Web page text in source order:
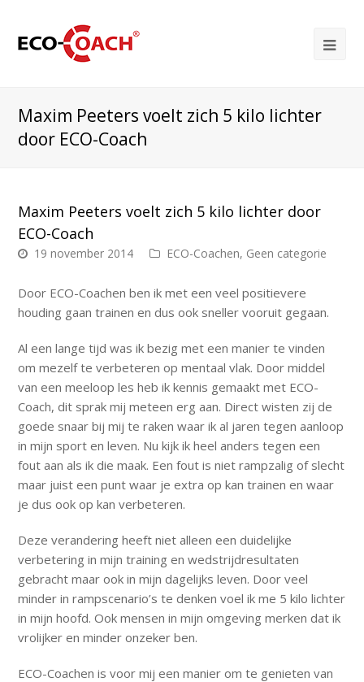
Maxim Peeters voelt zich 5 kilo lichter
door ECO-Coach
Maxim Peeters voelt zich 5 kilo lichter door
ECO-Coach
19 november 2014 ECO-Coachen, Geen categorie
Door ECO-Coachen ben ik met een veel positievere
houding gaan trainen en dus ook sneller vooruit gegaan.
Al een lange tijd was ik bezig met een manier te vinden
om mezelf te verbeteren op mentaal vlak. Door middel
van een meeloop les heb ik kennis gemaakt met ECO-
Coach, dit sprak mij meteen erg aan. Direct wisten zij de
goede snaar bij mij te raken waar ik al jaren tegen aanloop
in mijn sport en leven. Nu kijk ik heel anders tegen een
fout aan als ik die maak. Een fout is niet rampzalig of slecht
maar juist een punt waar je extra op kan trainen en waar
je dus ook op kan verbeteren.
Deze verandering heeft niet alleen een duidelijke
verbetering in mijn training en wedstrijdresultaten
gebracht maar ook in mijn dagelijks leven. Door veel
minder in rampscenario’s te denken voel ik me 5 kilo lichter
in mijn hoofd. Ook mensen in mijn omgeving merken dat ik
vrolijker en minder onzeker ben.
ECO-Coachen is voor mij een manier om te genieten van